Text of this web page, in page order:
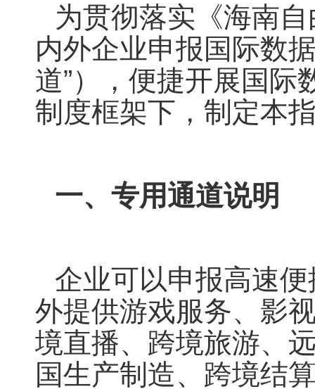
为贯彻落实《海南
内外企业申报国际数
道”），便捷开展国际
制度框架下，制定本
一、专用通道说明
企业可以申报高速
外提供游戏服务、影
境直播、跨境旅游、
国生产制造、跨境结